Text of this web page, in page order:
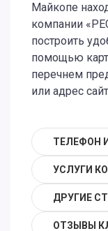
Майкопе
компании
построить
помощью
перечнем
или адрес
ТЕЛЕФОН
УСЛУГИ
ДРУГИЕ
ОТЗЫВЫ